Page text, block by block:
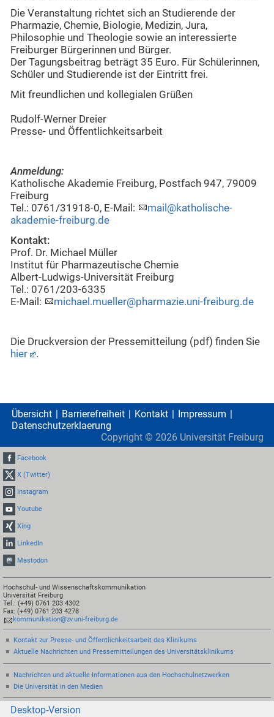
Die Veranstaltung richtet sich an Studierende der
Pharmazie, Chemie, Biologie, Medizin, Jura,
Philosophie und Theologie sowie an interessierte
Freiburger Bürgerinnen und Bürger.
Der Tagungsbeitrag beträgt 35 Euro. Für Schülerinnen,
Schüler und Studierende ist der Eintritt frei.
Mit freundlichen und kollegialen Grüßen
Rudolf-Werner Dreier
Presse- und Öffentlichkeitsarbeit
Anmeldung:
Katholische Akademie Freiburg, Postfach 947, 79009
Freiburg
Tel.: 0761/31918-0, E-Mail:
mail@katholische-
akademie-freiburg.de
Kontakt:
Prof. Dr. Michael Müller
Institut für Pharmazeutische Chemie
Albert-Ludwigs-Universität Freiburg
Tel.: 0761/203-6335
E-Mail:
michael.mueller@pharmazie.uni-freiburg.de
Die Druckversion der Pressemitteilung (pdf) finden Sie
hier
.
Übersicht Barrierefreiheit Kontakt
Impressum
Datenschutzerklaerung
Copyright © 2026 Universität Freiburg
Facebook
X (Twitter)
Instagram
Youtube
Xing
LinkedIn
Mastodon
Hochschul- und Wissenschaftskommunikation
Universität Freiburg
Tel.: (+49) 0761 203 4302
Fax: (+49) 0761 203 4278
kommunikation@zv.uni-freiburg.de
Kontakt zur Presse- und Öffentlichkeitsarbeit des Klinikums
Aktuelle Nachrichten und Pressemitteilungen des Universitätsklinikums
Nachrichten und aktuelle Informationen aus den Hochschulnetzwerken
Die Universität in den Medien
Desktop-Version